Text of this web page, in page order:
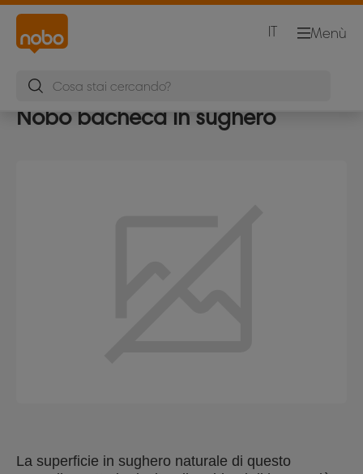
Menù
IT
Nobo bacheca in sughero
La superficie in sughero naturale di questo